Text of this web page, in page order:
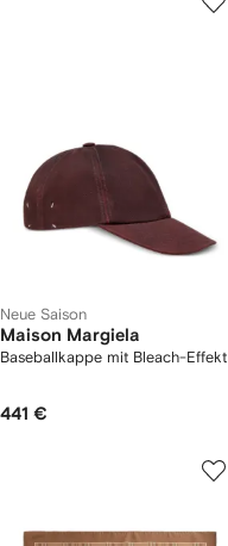
Neue Saison
Maison Margiela
Baseballkappe mit Bleach-Effekt
441 €